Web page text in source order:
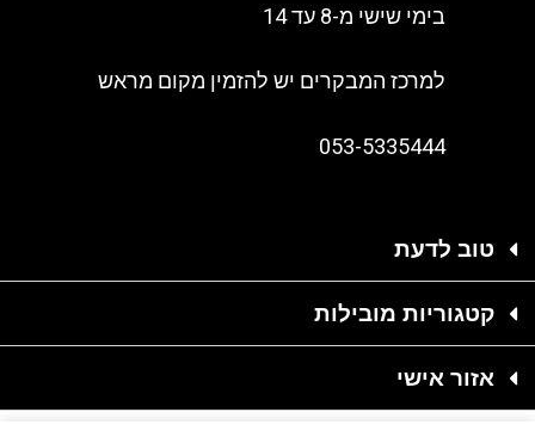
בימי שישי מ-8 עד 14
למרכז המבקרים יש להזמין מקום מראש
053-5335444
טוב לדעת
קטגוריות מובילות
אזור אישי